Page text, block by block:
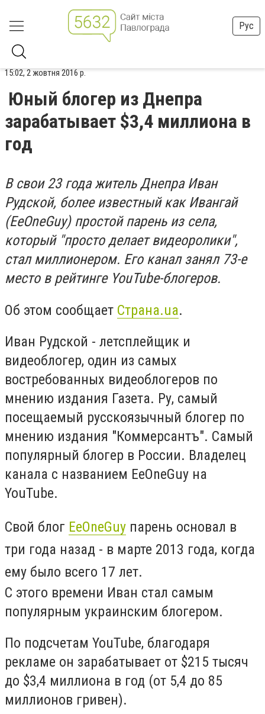
Рус
15:02, 2 жовтня 2016 р.
Юный блогер из Днепра
зарабатывает $3,4 миллиона в
год
В свои 23 года житель Днепра Иван
Рудской, более известный как Ивангай
(EeOneGuy) простой парень из села,
который "просто делает видеоролики",
стал миллионером. Его канал занял 73-е
место в рейтинге YouTube-блогеров.
Об этом сообщает Страна.ua.
Иван Рудской - летсплейщик и
видеоблогер, один из самых
востребованных видеоблогеров по
мнению издания Газета. Ру, самый
посещаемый русскоязычный блогер по
мнению издания "Коммерсантъ". Самый
популярный блогер в России. Владелец
канала с названием EeOneGuy на
YouTube.
Свой блог EeOneGuy парень основал в
три года назад - в марте 2013 года, когда
ему было всего 17 лет.
С этого времени Иван стал самым
популярным украинским блогером.
По подсчетам YouTube, благодаря
рекламе он зарабатывает от $215 тысяч
до $3,4 миллиона в год (от 5,4 до 85
миллионов гривен).